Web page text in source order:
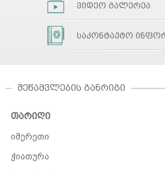
ვიდეო გალერეა
საკონტაქტო
ᲨᲔᲬᲐᲛᲕᲚᲔᲑᲘᲡ ᲒᲐᲜᲠᲘᲒᲘ
თარიღი
იმერეთი
ჭიათურა